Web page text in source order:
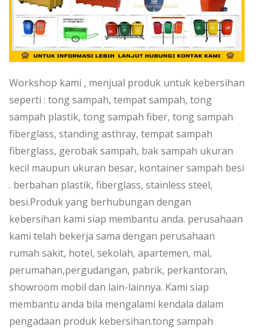
Workshop kami , menjual produk untuk kebersihan
seperti : tong sampah, tempat sampah, tong
sampah plastik, tong sampah fiber, tong sampah
fiberglass, standing asthray, tempat sampah
fiberglass, gerobak sampah, bak sampah ukuran
kecil maupun ukuran besar, kontainer sampah besi
. berbahan plastik, fiberglass, stainless steel,
besi.Produk yang berhubungan dengan
kebersihan kami siap membantu anda. perusahaan
kami telah bekerja sama dengan perusahaan
rumah sakit, hotel, sekolah, apartemen, mal,
perumahan,pergudangan, pabrik, perkantoran,
showroom mobil dan lain-lainnya. Kami siap
membantu anda bila mengalami kendala dalam
pengadaan produk kebersihan.tong sampah